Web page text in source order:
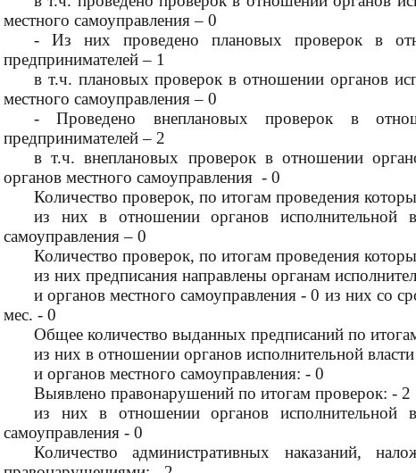
местного самоуправления – 0
- Из них проведено плановых проверок в
предпринимателей – 1
в т.ч. плановых проверок в отношении органов
местного самоуправления – 0
- Проведено внеплановых проверок в
предпринимателей – 2
в т.ч. внеплановых проверок в отношении
органов местного самоуправления - 0
Количество проверок, по итогам проведения
из них в отношении органов
самоуправления – 0
Количество проверок, по итогам проведения
из них предписания направлены органам
и органов местного самоуправления - 0 из них со
мес. - 0
Общее количество выданных предписаний по
из них в отношении органов исполнительной
и органов местного самоуправления: - 0
Выявлено правонарушений по итогам проверок: - 2
из них в отношении органов
самоуправления - 0
Количество административных наказаний,